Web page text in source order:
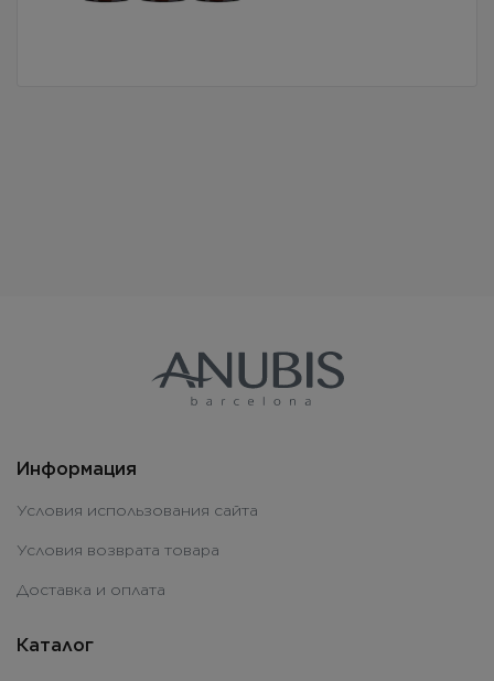
Информация
Условия использования сайта
Условия возврата товара
Доставка и оплата
Каталог